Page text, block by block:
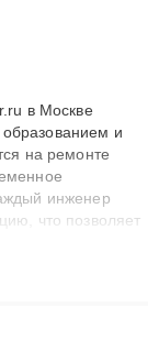
в Москве
и
на ремонте
инженер
что позволяет
мастера